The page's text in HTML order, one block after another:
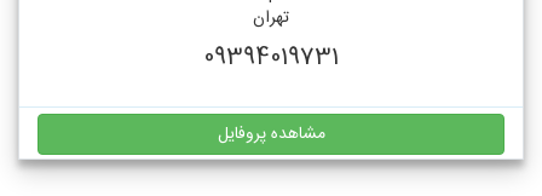
تهران
09394019731
مشاهده پروفایل